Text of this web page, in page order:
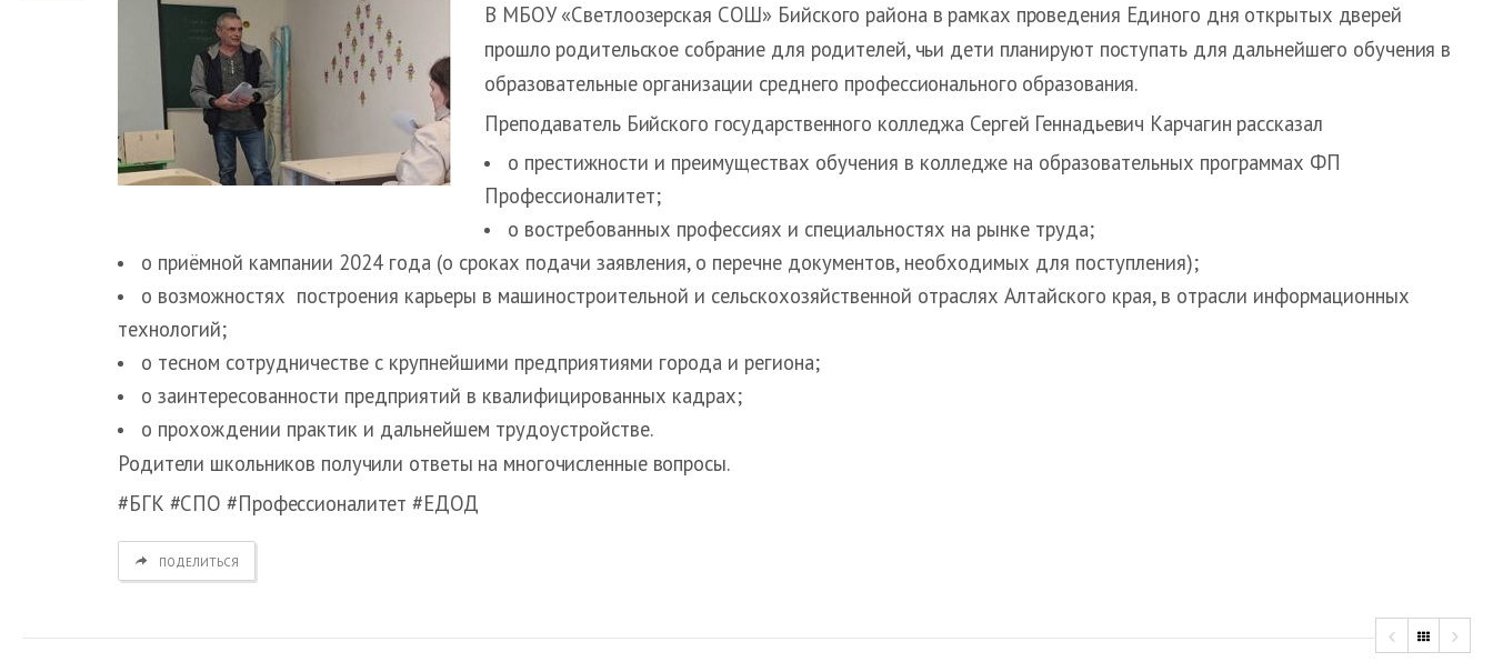
В МБОУ «Светлоозерская СОШ» Бийского района в рамках проведения Единого дня открытых дверей
прошло родительское собрание для родителей, чьи дети планируют поступать для дальнейшего обучения в
образовательные организации среднего профессионального образования.
Преподаватель Бийского государственного колледжа Сергей Геннадьевич Карчагин рассказал
о престижности и преимуществах обучения в колледже на образовательных программах ФП
Профессионалитет;
о востребованных профессиях и специальностях на рынке труда;
о приёмной кампании 2024 года (о сроках подачи заявления, о перечне документов, необходимых для поступления);
о возможностях построения карьеры в машиностроительной и сельскохозяйственной отраслях Алтайского края, в отрасли информационных
технологий;
о тесном сотрудничестве с крупнейшими предприятиями города и региона;
о заинтересованности предприятий в квалифицированных кадрах;
о прохождении практик и дальнейшем трудоустройстве.
Родители школьников получили ответы на многочисленные вопросы.
#БГК #СПО #Профессионалитет #ЕДОД
ПОДЕЛИТЬСЯ